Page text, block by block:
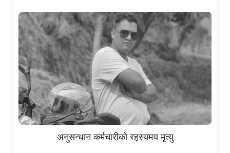
अनुसन्धान कर्मचारीको रहस्यमय मृत्यु